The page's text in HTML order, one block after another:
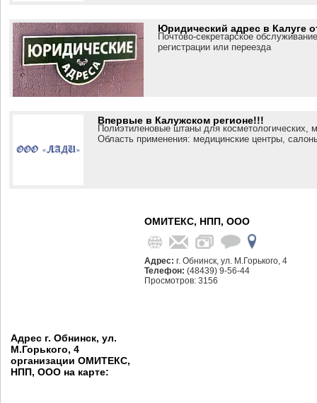
Юридический адрес в Калуге
Почтово-секретарское
регистрации или переезда
Впервые в Калужском регионе!!!
Полиэтиленовые штаны для косметологических,
Область применения: медицинские центры,
ОМИТЕКС, НПП, ООО
Адрес: г. Обнинск, ул. М.Горького, 4
Телефон: (48439) 9-56-44
Просмотров: 3156
Адрес г. Обнинск, ул.
М.Горького, 4
организации ОМИТЕКС,
НПП, ООО на карте: